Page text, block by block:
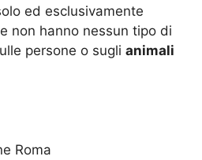
ed esclusivamente
non hanno nessun tipo di
persone o sugli animali
Roma